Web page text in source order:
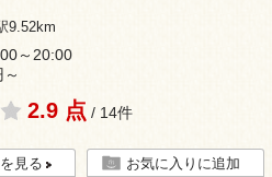
9.52km
～20:00
2.9 点 / 14件
見る お気に入りに追加